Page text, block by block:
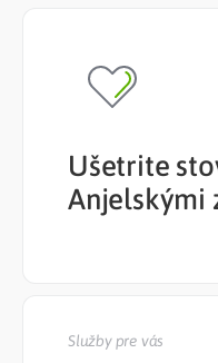
Ušetrite
Anjelskými
Služby pre vás